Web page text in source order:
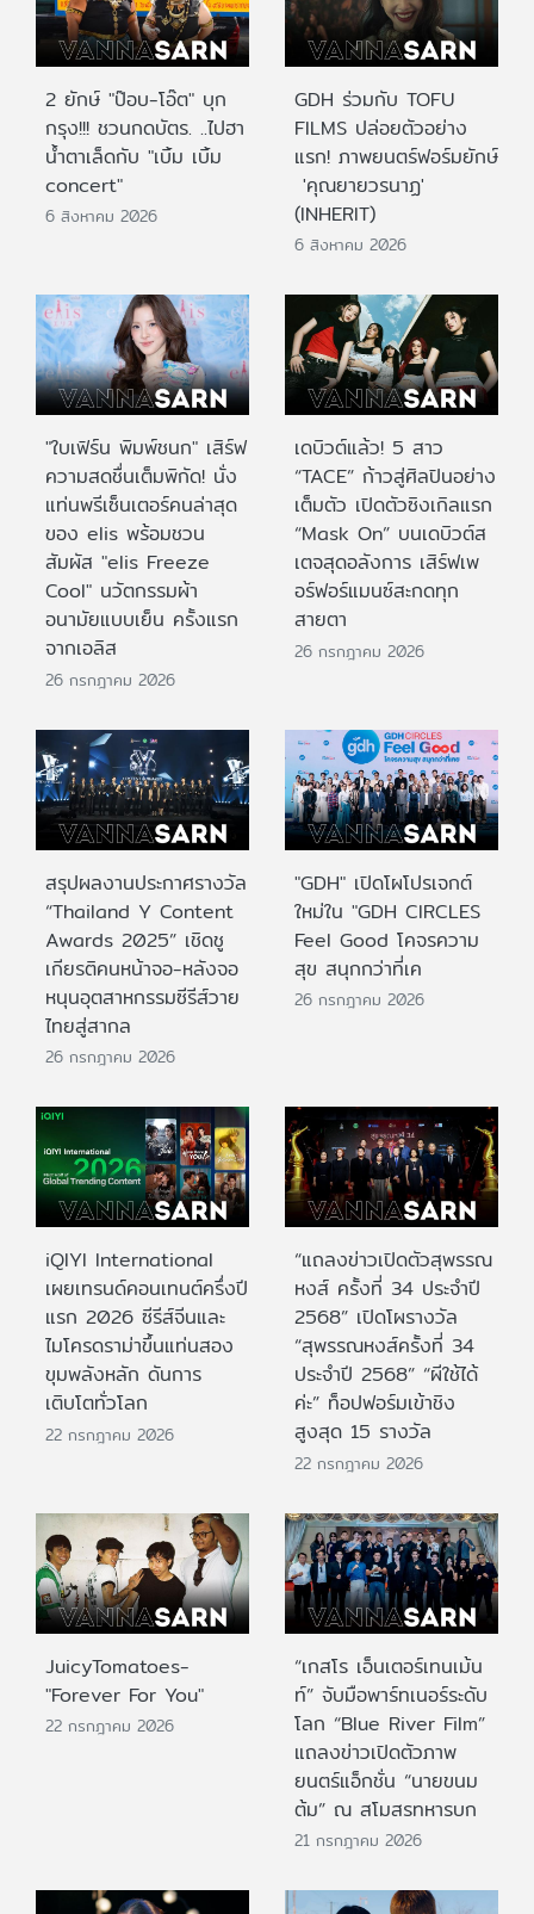
2 ยักษ์ "ป๊อบ-โอ๊ต" บุก
กรุง!!! ชวนกดบัตร. ..ไปฮา
น้ำตาเล็ดกับ "เบิ้ม เบิ้ม
concert"
6 สิงหาคม 2026
GDH ร่วมกับ TOFU
FILMS ปล่อยตัวอย่าง
แรก! ภาพยนตร์ฟอร์มยักษ์
'คุณยายวรนาฏ'
(INHERIT)
6 สิงหาคม 2026
"ใบเฟิร์น พิมพ์ชนก" เสิร์ฟ
ความสดชื่นเต็มพิกัด! นั่ง
แท่นพรีเซ็นเตอร์คนล่าสุด
ของ elis พร้อมชวน
สัมผัส "elis Freeze
Cool" นวัตกรรมผ้า
อนามัยแบบเย็น ครั้งแรก
จากเอลิส
26 กรกฎาคม 2026
เดบิวต์แล้ว! 5 สาว
“TACE” ก้าวสู่ศิลปินอย่าง
เต็มตัว เปิดตัวซิงเกิลแรก
“Mask On” บนเดบิวต์ส
เตจสุดอลังการ เสิร์ฟเพ
อร์ฟอร์แมนซ์สะกดทุก
สายตา
26 กรกฎาคม 2026
สรุปผลงานประกาศรางวัล
“Thailand Y Content
Awards 2025” เชิดชู
เกียรติคนหน้าจอ-หลังจอ
หนุนอุตสาหกรรมซีรีส์วาย
ไทยสู่สากล
26 กรกฎาคม 2026
"GDH" เปิดโผโปรเจกต์
ใหม่ใน "GDH CIRCLES
Feel Good โคจรความ
สุข สนุกกว่าที่เค
26 กรกฎาคม 2026
iQIYI International
เผยเทรนด์คอนเทนต์ครึ่งปี
แรก 2026 ซีรีส์จีนและ
ไมโครดราม่าขึ้นแท่นสอง
ขุมพลังหลัก ดันการ
เติบโตทั่วโลก
22 กรกฎาคม 2026
“แถลงข่าวเปิดตัวสุพรรณ
หงส์ ครั้งที่ 34 ประจำปี
2568” เปิดโผรางวัล
“สุพรรณหงส์ครั้งที่ 34
ประจำปี 2568” “ผีใช้ได้
ค่ะ” ท็อปฟอร์มเข้าชิง
สูงสุด 15 รางวัล
22 กรกฎาคม 2026
JuicyTomatoes-
"Forever For You"
22 กรกฎาคม 2026
“เกสโร เอ็นเตอร์เทนเม้น
ท์” จับมือพาร์ทเนอร์ระดับ
โลก “Blue River Film”
แถลงข่าวเปิดตัวภาพ
ยนตร์แอ็กชั่น “นายขนม
ต้ม” ณ สโมสรทหารบก
21 กรกฎาคม 2026